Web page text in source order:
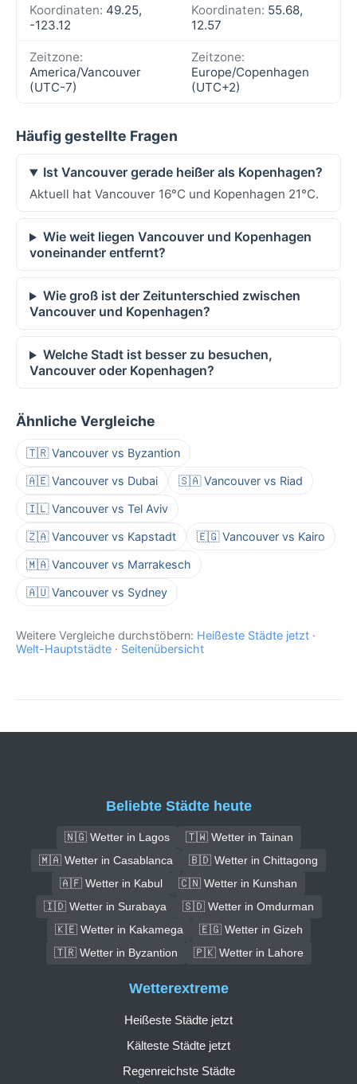
Koordinaten: 49.25,
-123.12
Koordinaten: 55.68,
12.57
Zeitzone:
America/Vancouver
(UTC-7)
Zeitzone:
Europe/Copenhagen
(UTC+2)
Häufig gestellte Fragen
Ist Vancouver gerade heißer als Kopenhagen?
Aktuell hat Vancouver 16°C und Kopenhagen 21°C.
Wie weit liegen Vancouver und Kopenhagen
voneinander entfernt?
Wie groß ist der Zeitunterschied zwischen
Vancouver und Kopenhagen?
Welche Stadt ist besser zu besuchen,
Vancouver oder Kopenhagen?
Ähnliche Vergleiche
🇹🇷 Vancouver vs Byzantion
🇦🇪 Vancouver vs Dubai 🇸🇦 Vancouver vs Riad
🇮🇱 Vancouver vs Tel Aviv
🇿🇦 Vancouver vs Kapstadt 🇪🇬 Vancouver vs Kairo
🇲🇦 Vancouver vs Marrakesch
🇦🇺 Vancouver vs Sydney
Weitere Vergleiche durchstöbern: Heißeste Städte jetzt ·
Welt-Hauptstädte · Seitenübersicht
Beliebte Städte heute
🇳🇬 Wetter in Lagos
🇹🇼 Wetter in Tainan
🇲🇦 Wetter in Casablanca
🇧🇩 Wetter in Chittagong
🇦🇫 Wetter in Kabul
🇨🇳 Wetter in Kunshan
🇮🇩 Wetter in Surabaya
🇸🇩 Wetter in Omdurman
🇰🇪 Wetter in Kakamega
🇪🇬 Wetter in Gizeh
🇹🇷 Wetter in Byzantion
🇵🇰 Wetter in Lahore
Wetterextreme
Heißeste Städte jetzt
Kälteste Städte jetzt
Regenreichste Städte